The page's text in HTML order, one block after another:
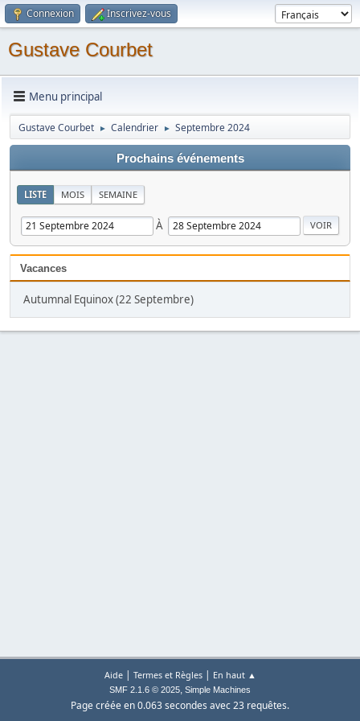
Connexion Inscrivez-vous
Gustave Courbet
Menu principal
Gustave Courbet ► Calendrier ► Septembre 2024
Prochains événements
LISTE MOIS SEMAINE
À
Vacances
Autumnal Equinox (22 Septembre)
Aide| Termes et Règles| En haut ▲
SMF 2.1.6 © 2025, Simple Machines
Page créée en 0.063 secondes avec 23 requêtes.